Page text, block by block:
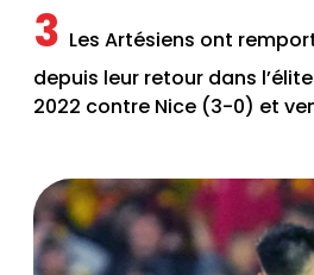
3 Les Artésiens ont
depuis leur retour dans
2022 contre Nice (3-0) et